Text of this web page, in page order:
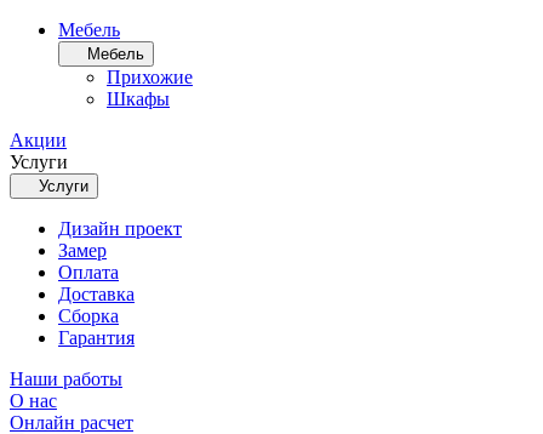
Мебель
Мебель
Прихожие
Шкафы
Акции
Услуги
Услуги
Дизайн проект
Замер
Оплата
Доставка
Сборка
Гарантия
Наши работы
О нас
Онлайн расчет